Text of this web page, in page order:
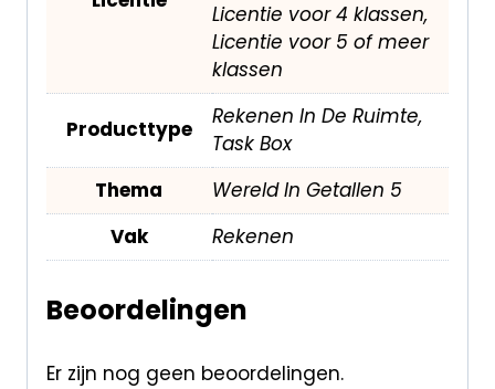
Licentie voor 4 klassen,
Licentie voor 5 of meer
klassen
Producttype
Rekenen In De Ruimte,
Task Box
Thema
Wereld In Getallen 5
Vak
Rekenen
Beoordelingen
Er zijn nog geen beoordelingen.